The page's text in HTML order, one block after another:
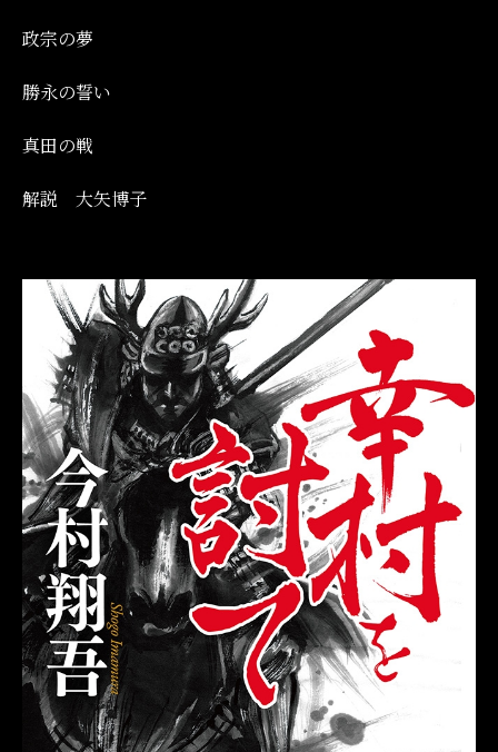
政宗の夢
勝永の誓い
真田の戦
解説 大矢博子